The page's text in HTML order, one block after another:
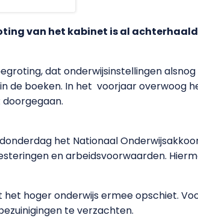
van het kabinet is al
dat onderwijsinstellingen
de boeken. In het voorjaar overwoog
doorgegaan.
het Nationaal
en arbeidsvoorwaarden.
hoger onderwijs ermee opschiet.
te verzachten.